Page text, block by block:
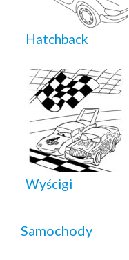
Hatchback
Wyścigi
Samochody